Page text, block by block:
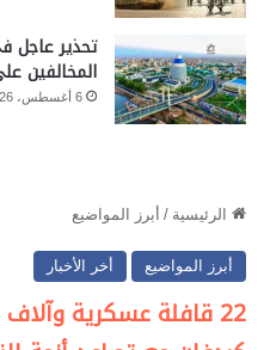
تحذير عاجل
المخالفين
6 أغسطس، 2026